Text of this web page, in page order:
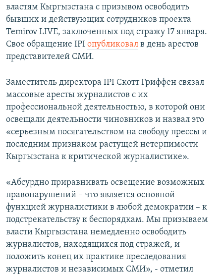
властям Кыргызстана с призывом освободить
бывших и действующих сотрудников проекта
Temirov LIVE, заключенных под стражу 17 января.
Свое обращение IPI опубликовал в день арестов
представителей СМИ.
Заместитель директора IPI Скотт Гриффен связал
массовые аресты журналистов с их
профессиональной деятельностью, в которой они
освещали деятельности чиновников и назвал это
«серьезным посягательством на свободу прессы и
последним признаком растущей нетерпимости
Кыргызстана к критической журналистике».
«Абсурдно приравнивать освещение возможных
правонарушений – что является основной
функцией журналистики в любой демократии – к
подстрекательству к беспорядкам. Мы призываем
власти Кыргызстана немедленно освободить
журналистов, находящихся под стражей, и
положить конец их практике преследования
журналистов и независимых СМИ», - отметил